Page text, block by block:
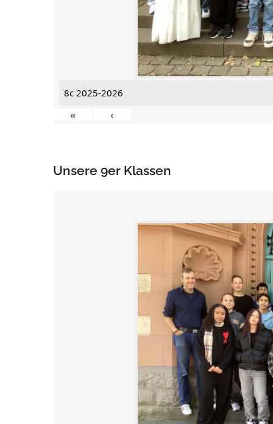
8c 2025-2026
«
‹
Unsere 9er Klassen